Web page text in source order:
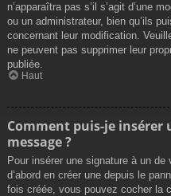
n’apparaîtra pas s’il s’agit d’une
ou un administrateur, bien qu’ils
concernant leur modification.
ne peuvent pas supprimer leur
publiée.
Haut
Comment puis-je insérer
message ?
Pour insérer une signature à un
d’abord en créer une depuis le
fois créée, vous pouvez cocher la